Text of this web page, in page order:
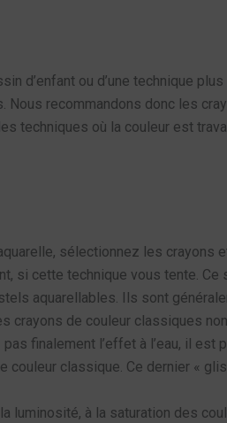
d’enfant ou d’une technique
recommandons donc les
techniques où la couleur est
sélectionnez les crayons
si cette technique vous tente. Ce
aquarellables. Ils sont
crayons de couleur classiques
finalement l’effet à l’eau, il est
couleur classique. Ce dernier «
luminosité, à la saturation des